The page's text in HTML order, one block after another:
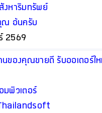
อกแบบพร้อมให้คำปรึกษาฟรี (
าน)
งหาริมทรัพย์
ณ อ้นครับ
16 กุมภาพันธ์ 2569
นของคุณขายดี รับออเดอร์ใ
มพิวเตอร์